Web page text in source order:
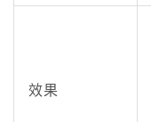
效果